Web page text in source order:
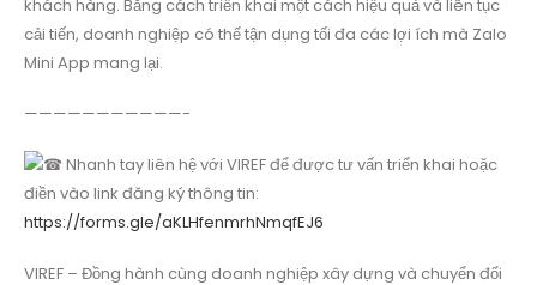
khách hàng. Bằng cách triển khai một cách hiệu quả và liên tục
cải tiến, doanh nghiệp có thể tận dụng tối đa các lợi ích mà Zalo
Mini App mang lại.
———————————-
Nhanh tay liên hệ với VIREF để được tư vấn triển khai hoặc
điền vào link đăng ký thông tin:
https://forms.gle/aKLHfenmrhNmqfEJ6
VIREF – Đồng hành cùng doanh nghiệp xây dựng và chuyển đổi